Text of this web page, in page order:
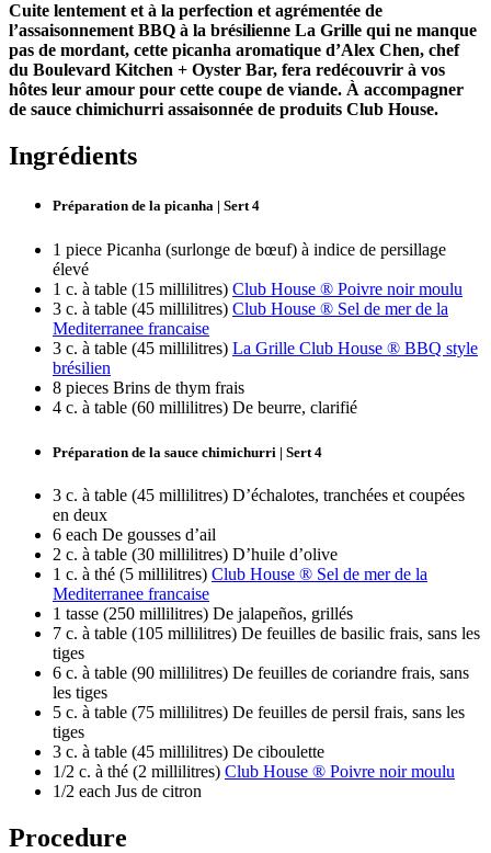
Cuite lentement et à la perfection et agrémentée de
l’assaisonnement BBQ à la brésilienne La Grille qui ne manque
pas de mordant, cette picanha aromatique d’Alex Chen, chef
du Boulevard Kitchen + Oyster Bar, fera redécouvrir à vos
hôtes leur amour pour cette coupe de viande. À accompagner
de sauce chimichurri assaisonnée de produits Club House.
Ingrédients
Préparation de la picanha | Sert 4
1 piece Picanha (surlonge de bœuf) à indice de persillage
élevé
1 c. à table (15 millilitres) Club House ® Poivre noir moulu
3 c. à table (45 millilitres) Club House ® Sel de mer de la
Mediterranee francaise
3 c. à table (45 millilitres) La Grille Club House ® BBQ style
brésilien
8 pieces Brins de thym frais
4 c. à table (60 millilitres) De beurre, clarifié
Préparation de la sauce chimichurri | Sert 4
3 c. à table (45 millilitres) D’échalotes, tranchées et coupées
en deux
6 each De gousses d’ail
2 c. à table (30 millilitres) D’huile d’olive
1 c. à thé (5 millilitres) Club House ® Sel de mer de la
Mediterranee francaise
1 tasse (250 millilitres) De jalapeños, grillés
7 c. à table (105 millilitres) De feuilles de basilic frais, sans les
tiges
6 c. à table (90 millilitres) De feuilles de coriandre frais, sans
les tiges
5 c. à table (75 millilitres) De feuilles de persil frais, sans les
tiges
3 c. à table (45 millilitres) De ciboulette
1/2 c. à thé (2 millilitres) Club House ® Poivre noir moulu
1/2 each Jus de citron
Procedure